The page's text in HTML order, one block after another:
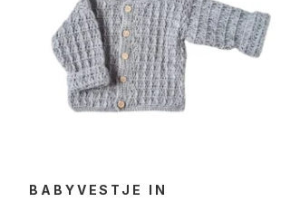
BABYVESTJE IN